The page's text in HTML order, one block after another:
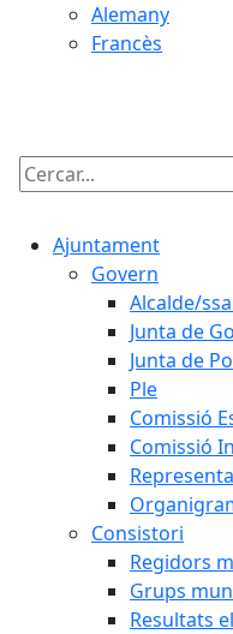
Alemany
Francès
Cercar:
Ajuntament
Govern
Alcalde/
Junta de
Junta de
Ple
Comissió
Comissió
Consistori
Regidors
Grups
Resultats